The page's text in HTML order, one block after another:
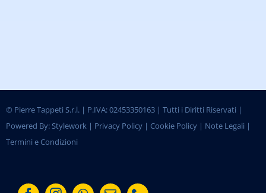
© Pierre Tappeti S.r.l. | P.IVA: 02453350163 | Tutti i Diritti Riservati |
Powered By:Stylework| Privacy Policy| Cookie Policy| Note Legali |
Termini e Condizioni